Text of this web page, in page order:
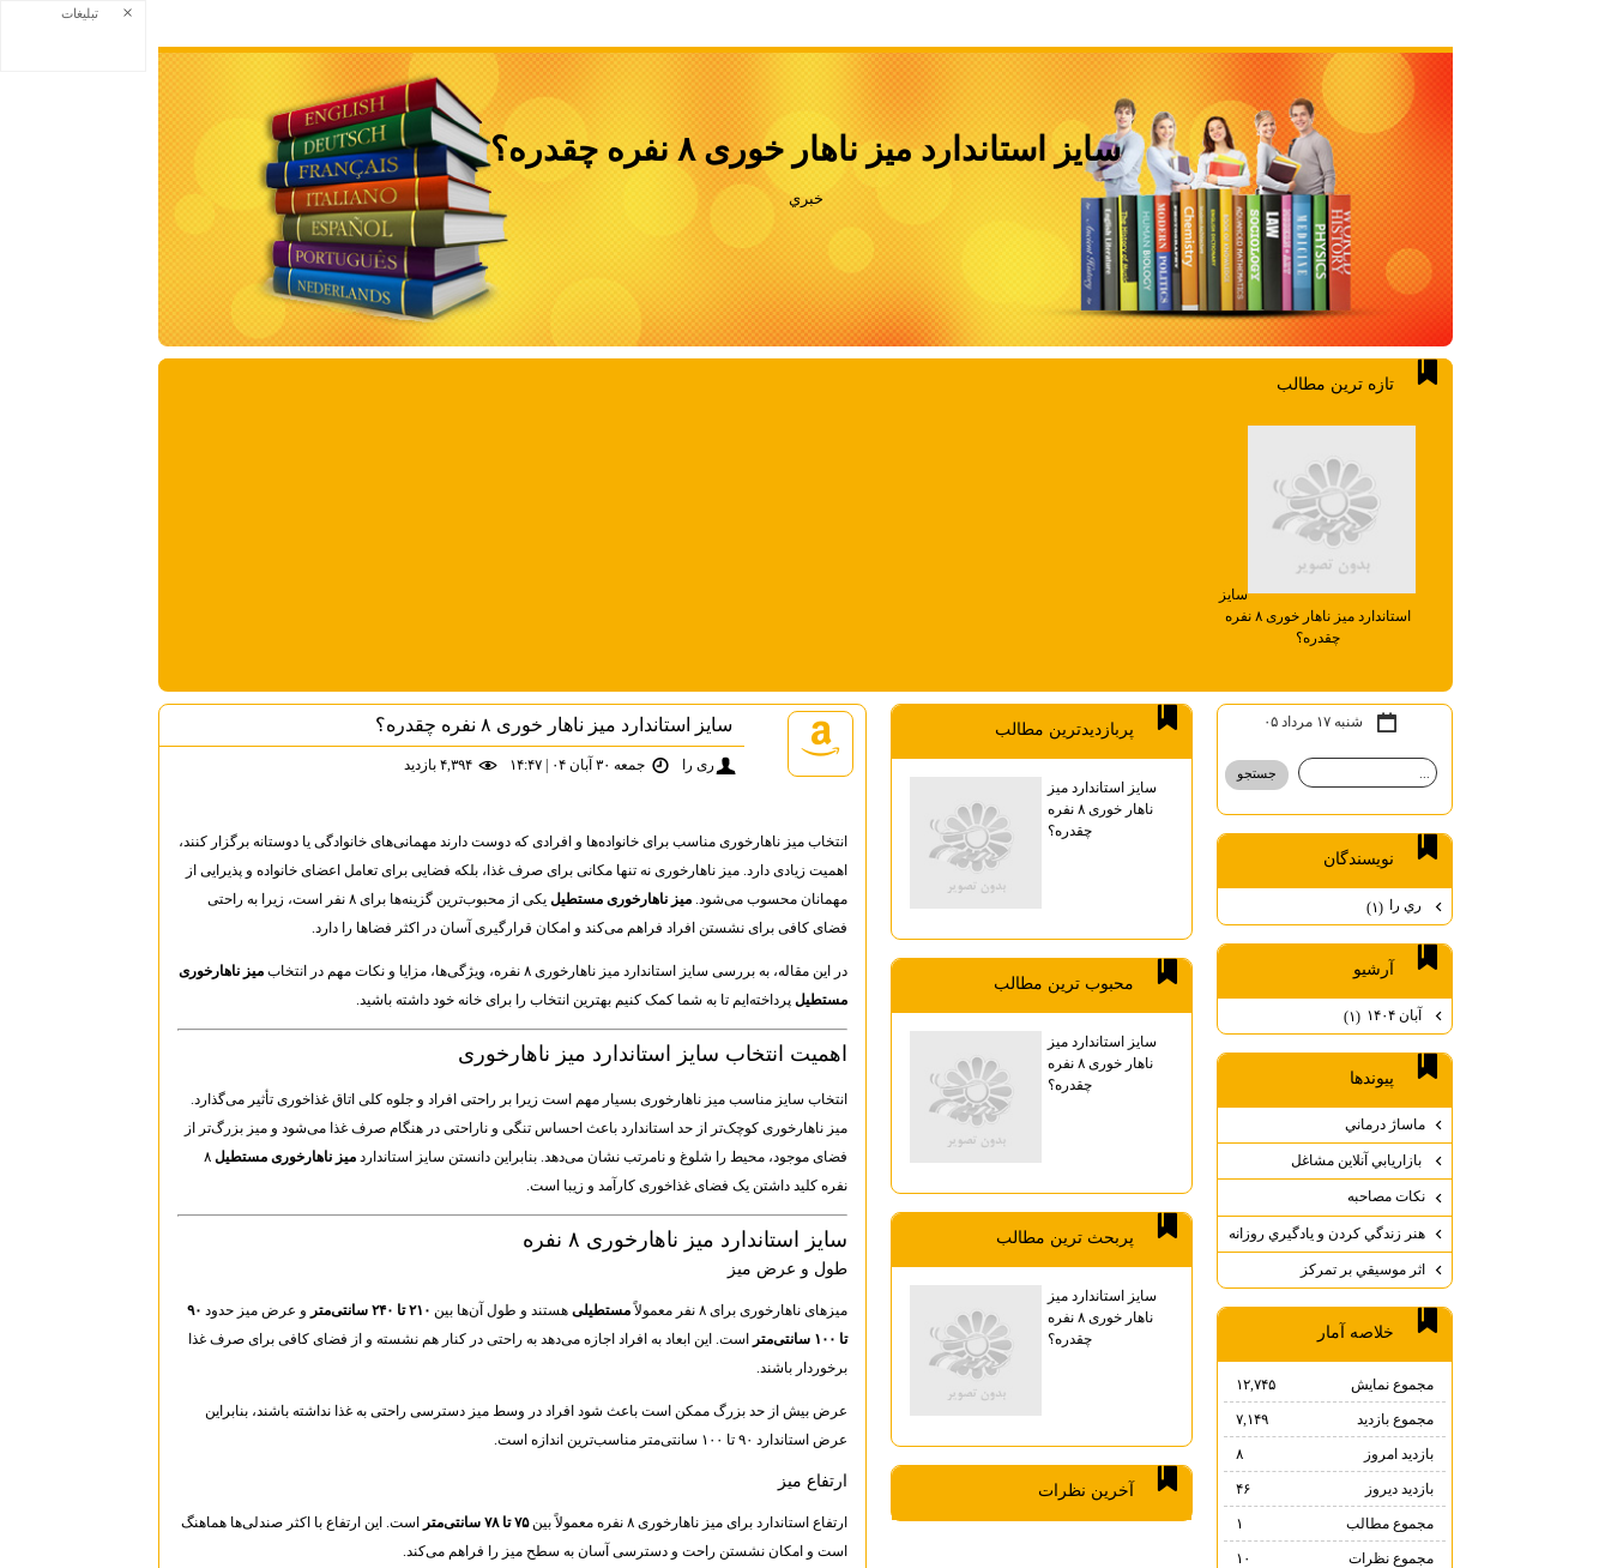
سایز استاندارد میز ناهار خوری ۸ نفره چقدره؟
خبري
تازه ترين مطالب
سایز
استاندارد میز ناهار خوری ۸ نفره
چقدره؟
سایز استاندارد میز ناهار خوری ۸ نفره چقدره؟
ری را جمعه ۳۰ آبان ۰۴ | ۱۴:۴۷ ۴,۳۹۴ بازديد
انتخاب میز ناهارخوری مناسب برای خانواده‌ها و افرادی که دوست دارند مهمانی‌های خانوادگی یا دوستانه برگزار کنند،
اهمیت زیادی دارد. میز ناهارخوری نه تنها مکانی برای صرف غذا، بلکه فضایی برای تعامل اعضای خانواده و پذیرایی از
مهمانان محسوب می‌شود. میز ناهارخوری مستطیل
یکی از محبوب‌ترین گزینه‌ها برای ۸ نفر است، زیرا به راحتی
فضای کافی برای نشستن افراد فراهم می‌کند و امکان قرارگیری آسان در اکثر فضاها را دارد.
در این مقاله، به بررسی سایز استاندارد میز ناهارخوری ۸ نفره، ویژگی‌ها، مزایا و نکات مهم در انتخاب
میز ناهارخوری
مستطیلپرداخته‌ایم تا به شما کمک کنیم بهترین انتخاب را برای خانه خود داشته باشید.
اهمیت انتخاب سایز استاندارد میز ناهارخوری
انتخاب سایز مناسب میز ناهارخوری بسیار مهم است زیرا بر راحتی افراد و جلوه کلی اتاق غذاخوری تأثیر می‌گذارد.
میز ناهارخوری کوچک‌تر از حد استاندارد باعث احساس تنگی و ناراحتی در هنگام صرف غذا می‌شود و میز بزرگ‌تر از
فضای موجود، محیط را شلوغ و نامرتب نشان می‌دهد. بنابراین دانستن سایز استاندارد میز ناهارخوری مستطیل ۸
نفره کلید داشتن یک فضای غذاخوری کارآمد و زیبا است.
سایز استاندارد میز ناهارخوری ۸ نفره
طول و عرض میز
میزهای ناهارخوری برای ۸ نفر معمولاً مستطیلیهستند و طول آن‌ها بین ۲۱۰ تا ۲۴۰ سانتی‌متر و عرض میز حدود ۹۰
تا ۱۰۰ سانتی‌متر
است. این ابعاد به افراد اجازه می‌دهد به راحتی در کنار هم نشسته و از فضای کافی برای صرف غذا
برخوردار باشند.
عرض بیش از حد بزرگ ممکن است باعث شود افراد در وسط میز دسترسی راحتی به غذا نداشته باشند، بنابراین
عرض استاندارد ۹۰ تا ۱۰۰ سانتی‌متر مناسب‌ترین اندازه است.
ارتفاع میز
ارتفاع استاندارد برای میز ناهارخوری ۸ نفره معمولاً بین ۷۵ تا ۷۸ سانتی‌متر
است. این ارتفاع با اکثر صندلی‌ها هماهنگ
است و امکان نشستن راحت و دسترسی آسان به سطح میز را فراهم می‌کند.
شنبه ۱۷ مرداد ۰۵
نويسندگان
ري را (۱)
آرشيو
آبان ۱۴۰۴ (۱)
پيوندها
ماساژ درماني
بازاريابي آنلاين مشاغل
نكات مصاحبه
هنر زندگي كردن و يادگيري روزانه
اثر موسيقي بر تمركز
خلاصه آمار
مجموع نمایش‌ ۱۲,۷۴۵
مجموع بازدید ۷,۱۴۹
بازدید امروز ۸
بازدید دیروز ۴۶
مجموع مطالب ۱
مجموع نظرات ۱۰
پربازديدترين مطالب
سایز استاندارد میز
ناهار خوری ۸ نفره
چقدره؟
محبوب ترين مطالب
سایز استاندارد میز
ناهار خوری ۸ نفره
چقدره؟
پربحث ترين مطالب
سایز استاندارد میز
ناهار خوری ۸ نفره
چقدره؟
آخرين نظرات
تبلیغات ×